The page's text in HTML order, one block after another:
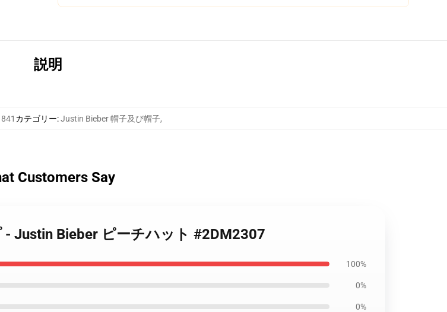
説明
カテゴリー:Justin Bieber 帽子及び帽子,
Customers Say
Justin Bieber ピーチハット #2DM2307
100%
0%
0%